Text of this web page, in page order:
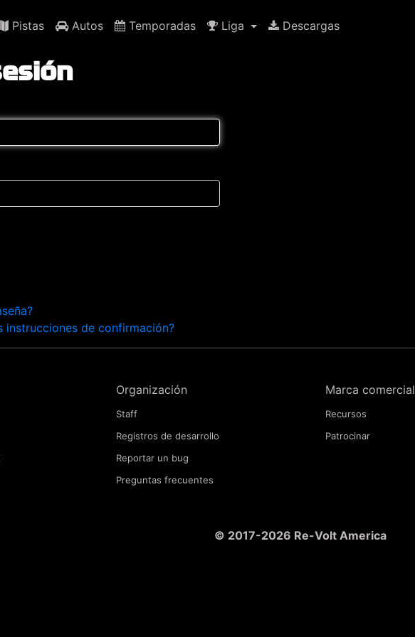
Pistas Autos Temporadas Liga Descargas
instrucciones de confirmación?
Organización
Staff
Registros de desarrollo
Reportar un bug
Preguntas frecuentes
Marca comercial
Recursos
Patrocinar
© 2017-2026 Re-Volt America